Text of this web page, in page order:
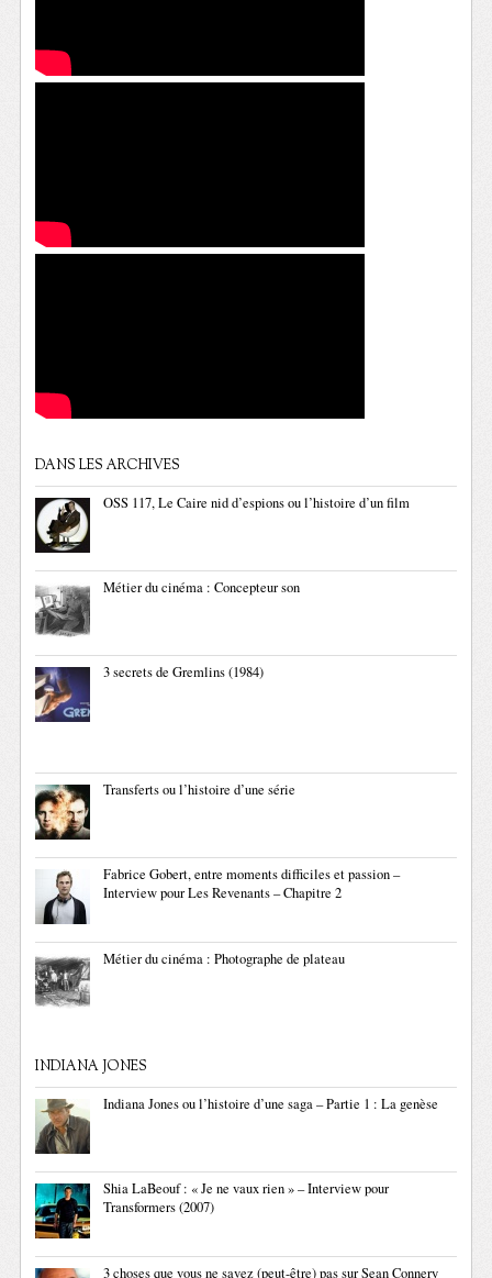
DANS LES ARCHIVES
OSS 117, Le Caire nid d’espions ou l’histoire d’un film
Métier du cinéma : Concepteur son
3 secrets de Gremlins (1984)
Transferts ou l’histoire d’une série
Fabrice Gobert, entre moments difficiles et passion –
Interview pour Les Revenants – Chapitre 2
Métier du cinéma : Photographe de plateau
INDIANA JONES
Indiana Jones ou l’histoire d’une saga – Partie 1 : La genèse
Shia LaBeouf : « Je ne vaux rien » – Interview pour
Transformers (2007)
3 choses que vous ne savez (peut-être) pas sur Sean Connery